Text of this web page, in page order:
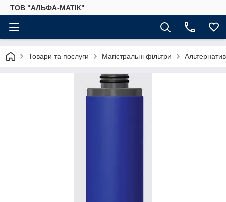
ТОВ "АЛЬФА-МАТІК"
Товари та послуги Магістральні фільтри